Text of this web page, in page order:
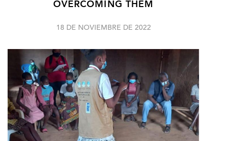
OVERCOMING THEM
18 DE NOVIEMBRE DE 2022